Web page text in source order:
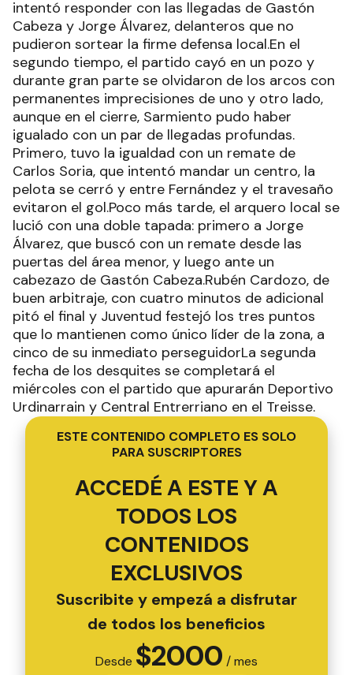
intentó responder con las llegadas de Gastón
Cabeza y Jorge Álvarez, delanteros que no
pudieron sortear la firme defensa local.En el
segundo tiempo, el partido cayó en un pozo y
durante gran parte se olvidaron de los arcos con
permanentes imprecisiones de uno y otro lado,
aunque en el cierre, Sarmiento pudo haber
igualado con un par de llegadas profundas.
Primero, tuvo la igualdad con un remate de
Carlos Soria, que intentó mandar un centro, la
pelota se cerró y entre Fernández y el travesaño
evitaron el gol.Poco más tarde, el arquero local se
lució con una doble tapada: primero a Jorge
Álvarez, que buscó con un remate desde las
puertas del área menor, y luego ante un
cabezazo de Gastón Cabeza.Rubén Cardozo, de
buen arbitraje, con cuatro minutos de adicional
pitó el final y Juventud festejó los tres puntos
que lo mantienen como único líder de la zona, a
cinco de su inmediato perseguidorLa segunda
fecha de los desquites se completará el
miércoles con el partido que apurarán Deportivo
Urdinarrain y Central Entrerriano en el Treisse.
ESTE CONTENIDO COMPLETO ES SOLO
PARA SUSCRIPTORES
ACCEDÉ A ESTE Y A
TODOS LOS
CONTENIDOS
EXCLUSIVOS
Suscribite y empezá a disfrutar
de todos los beneficios
Desde $2000 / mes